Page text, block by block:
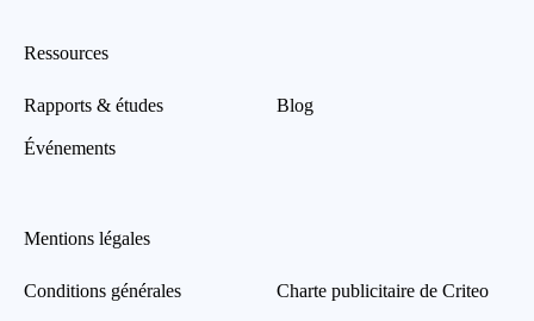
Ressources
Rapports & études
Événements
Blog
Mentions légales
Conditions générales Charte publicitaire de Criteo